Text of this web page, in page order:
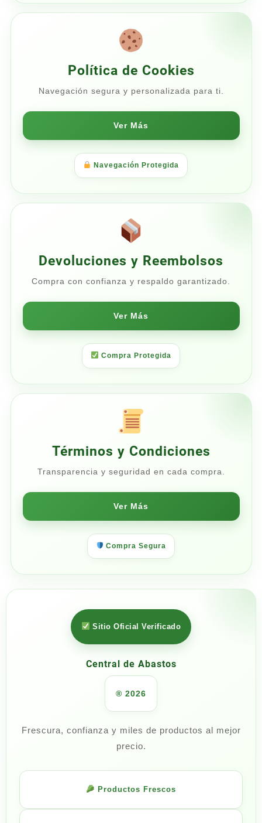
Política de Cookies
Navegación segura y personalizada para ti.
Ver Más
Navegación Protegida
Devoluciones y Reembolsos
Compra con confianza y respaldo garantizado.
Ver Más
Compra Protegida
Términos y Condiciones
Transparencia y seguridad en cada compra.
Ver Más
Compra Segura
Sitio Oficial Verificado
Central de Abastos
® 2026
Frescura, confianza y miles de productos al mejor
precio.
Productos Frescos